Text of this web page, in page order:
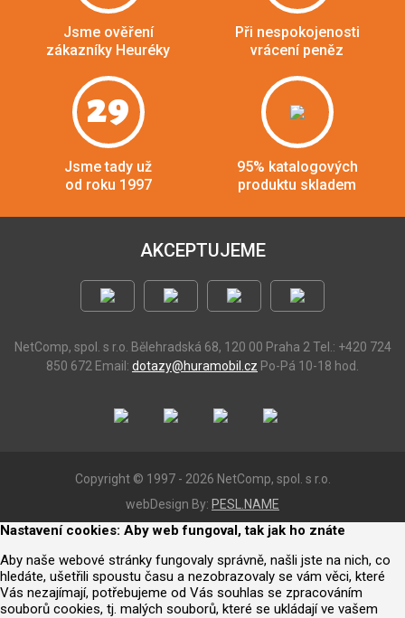
Jsme ověření
zákazníky Heuréky
Při nespokojenosti
vrácení peněz
29
Jsme tady už
od roku 1997
95% katalogových
produktu skladem
AKCEPTUJEME
NetComp, spol. s r.o. Bělehradská 68, 120 00 Praha 2 Tel.: +420 724
850 672 Email: dotazy@huramobil.cz Po-Pá 10-18 hod.
Copyright © 1997 - 2026 NetComp, spol. s r.o.
webDesign By: PESL.NAME
Nastavení cookies: Aby web fungoval, tak jak ho znáte
Aby naše webové stránky fungovaly správně, našli jste na nich, co
hledáte, ušetřili spoustu času a nezobrazovaly se vám věci, které
Vás nezajímají, potřebujeme od Vás souhlas se zpracováním
souborů cookies, tj. malých souborů, které se ukládají ve vašem